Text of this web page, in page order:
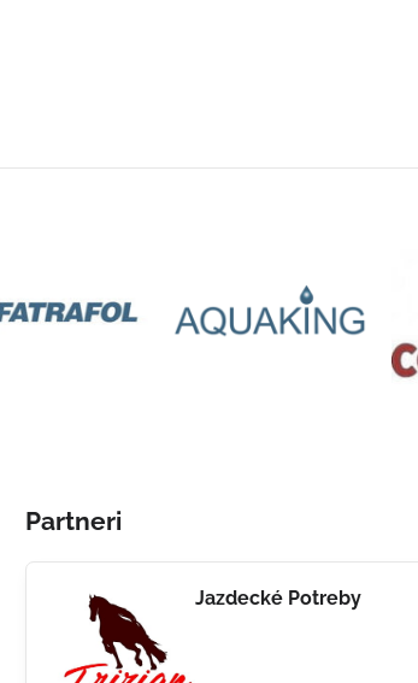
Partneri
Jazdecké Potreby